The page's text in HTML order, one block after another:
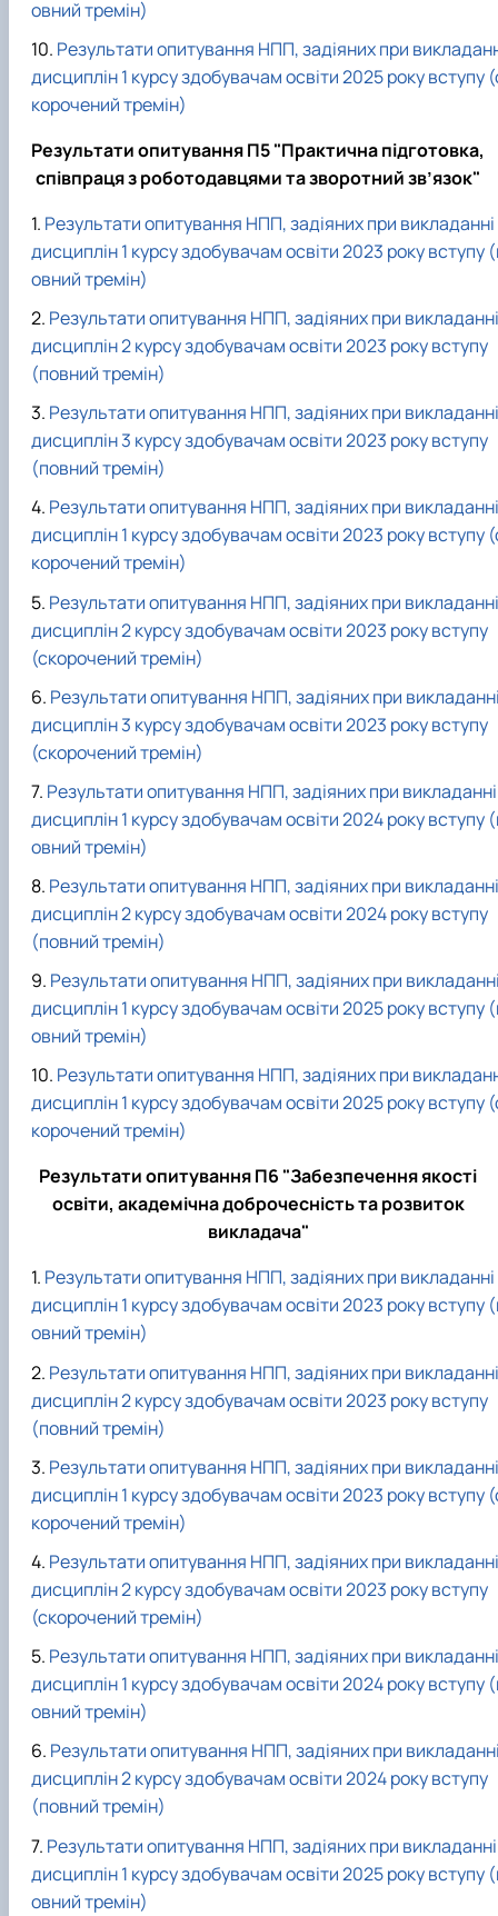
овний тремін)
Результати опитування НПП, задіяних при
дисциплін 1 курсу здобувачам освіти 2025 року вступу
корочений тремін)
Результати опитування П5 "Практична підготовка,
співпраця з роботодавцями та зворотний зв’язок"
Результати опитування НПП, задіяних при викладанні
дисциплін 1 курсу здобувачам освіти 2023 року вступу
овний тремін)
Результати опитування НПП, задіяних при викладанні
дисциплін 2 курсу здобувачам освіти 2023 року вступу
(повний тремін)
Результати опитування НПП, задіяних при викладанні
дисциплін 3 курсу здобувачам освіти 2023 року вступу
(повний тремін)
Результати опитування НПП, задіяних при викладанні
дисциплін 1 курсу здобувачам освіти 2023 року вступу
корочений тремін)
Результати опитування НПП, задіяних при викладанні
дисциплін 2 курсу здобувачам освіти 2023 року вступу
(скорочений тремін)
Результати опитування НПП, задіяних при
дисциплін 3 курсу здобувачам освіти 2023 року вступу
(скорочений тремін)
Результати опитування НПП, задіяних при викладанні
дисциплін 1 курсу здобувачам освіти 2024 року вступу
овний тремін)
Результати опитування НПП, задіяних при викладанні
дисциплін 2 курсу здобувачам освіти 2024 року вступу
(повний тремін)
Результати опитування НПП, задіяних при
дисциплін 1 курсу здобувачам освіти 2025 року вступу
овний тремін)
Результати опитування НПП, задіяних при
дисциплін 1 курсу здобувачам освіти 2025 року вступу
корочений тремін)
Результати опитування П6 "Забезпечення якості
освіти, академічна доброчесність та розвиток
викладача"
Результати опитування НПП, задіяних при викладанні
дисциплін 1 курсу здобувачам освіти 2023 року вступу
овний тремін)
Результати опитування НПП, задіяних при викладанні
дисциплін 2 курсу здобувачам освіти 2023 року вступу
(повний тремін)
Результати опитування НПП, задіяних при викладанні
дисциплін 1 курсу здобувачам освіти 2023 року вступу
корочений тремін)
Результати опитування НПП, задіяних при викладанні
дисциплін 2 курсу здобувачам освіти 2023 року вступу
(скорочений тремін)
Результати опитування НПП, задіяних при викладанні
дисциплін 1 курсу здобувачам освіти 2024 року вступу
овний тремін)
Результати опитування НПП, задіяних при
дисциплін 2 курсу здобувачам освіти 2024 року вступу
(повний тремін)
Результати опитування НПП, задіяних при викладанні
дисциплін 1 курсу здобувачам освіти 2025 року вступу
овний тремін)